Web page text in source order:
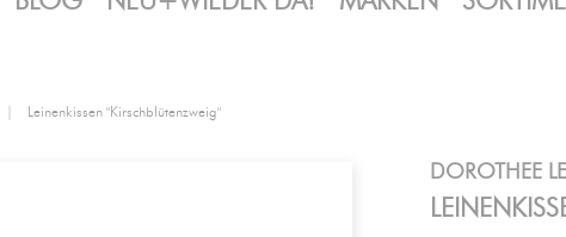
Leinenkissen "Kirschblütenzweig"
DOROTHEE